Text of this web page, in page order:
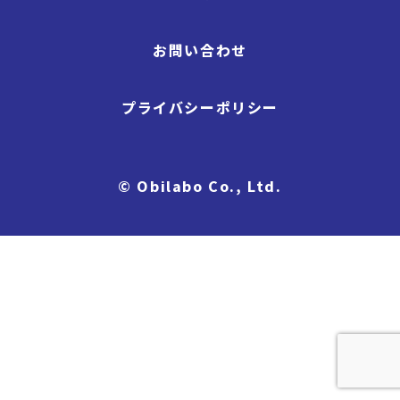
お問い合わせ
プライバシーポリシー
© Obilabo Co., Ltd.